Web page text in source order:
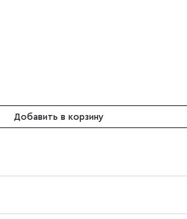
Добавить в корзину